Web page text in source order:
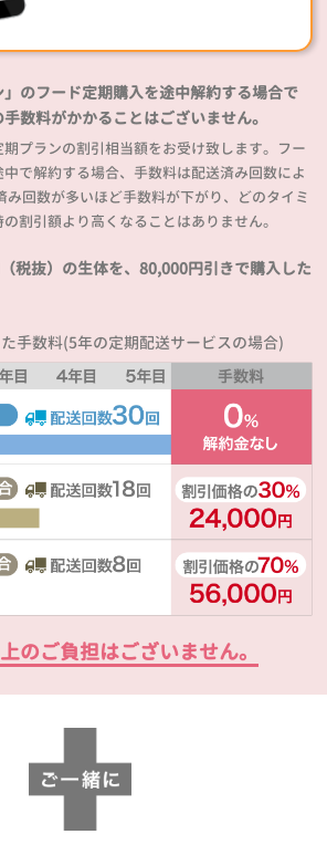
」のフード定期購入を途中解約する場合で
数料がかかることはございません。
プランの割引相当額をお受け致します。フー
で解約する場合、手数料は配送済み回数によ
み回数が多いほど手数料が下がり、どのタイミ
割引額より高くなることはありません。
税抜）の生体を、80,000円引きで購入した
手数料(5年の定期配送サービスの場合)
のご負担はございません。